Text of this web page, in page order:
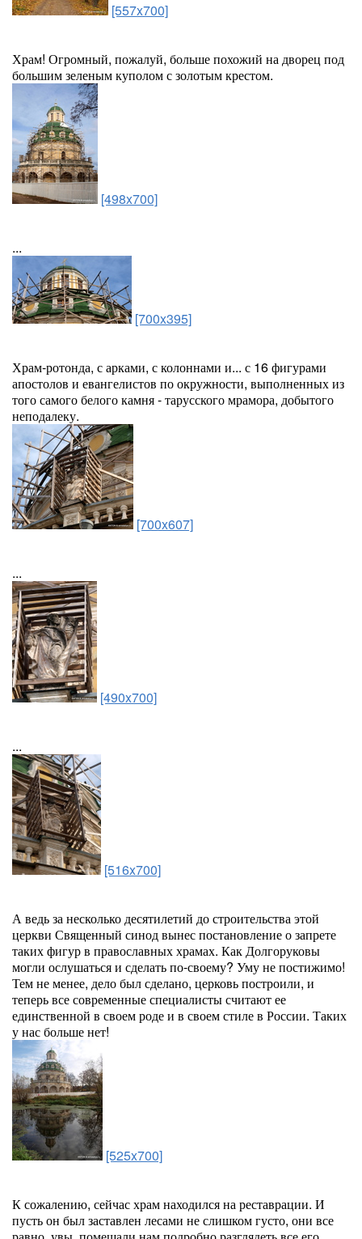
[557x700]
Храм! Огромный, пожалуй, больше похожий на дворец под
большим зеленым куполом с золотым крестом.
[498x700]
...
[700x395]
Храм-ротонда, с арками, с колоннами и... с 16 фигурами
апостолов и евангелистов по окружности, выполненных из
того самого белого камня - тарусского мрамора, добытого
неподалеку.
[700x607]
...
[490x700]
...
[516x700]
А ведь за несколько десятилетий до строительства этой
церкви Священный синод вынес постановление о запрете
таких фигур в православных храмах. Как Долгоруковы
могли ослушаться и сделать по-своему? Уму не постижимо!
Тем не менее, дело был сделано, церковь построили, и
теперь все современные специалисты считают ее
единственной в своем роде и в своем стиле в России. Таких
у нас больше нет!
[525x700]
К сожалению, сейчас храм находился на реставрации. И
пусть он был заставлен лесами не слишком густо, они все